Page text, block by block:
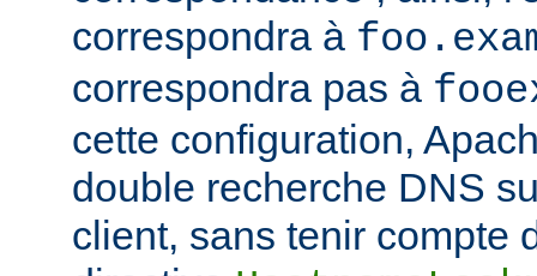
correspondra à
correspondra pas à
cette configuration,
double recherche DNS
client, sans tenir compte